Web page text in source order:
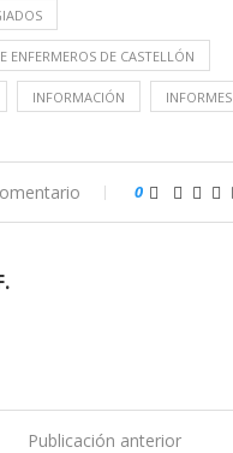
ENFERMEROS DE CASTELLÓN
INFORMACIÓN INFORMES
0
Publicación anterior